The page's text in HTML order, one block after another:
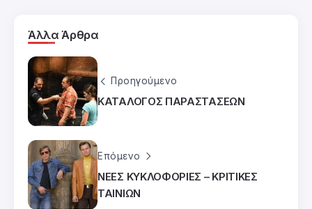
Άλλα Άρθρα
Προηγούμενο
ΚΑΤΑΛΟΓΟΣ ΠΑΡΑΣΤΑΣΕΩΝ
Επόμενο
ΝΕΕΣ ΚΥΚΛΟΦΟΡΙΕΣ – ΚΡΙΤΙΚΕΣ
ΤΑΙΝΙΩΝ